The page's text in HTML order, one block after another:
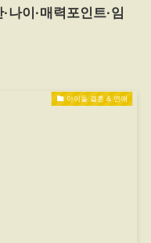
나이·매력포인트·임
아이돌 결혼 & 연애